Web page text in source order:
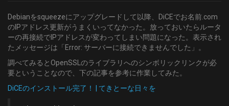
Debianをsqueezeにアップグレードして以降、DiCEでお名前.com
のIPアドレス更新がうまくいってなかった。放っておいたらルータ
ーの再接続でIPアドレスが変わってしまい問題になった。表示され
たメッセージは「Error: サーバーに接続できませんでした」。
調べてみるとOpenSSLのライブラリへのシンボリックリンクが必
要ということなので、下の記事を参考に作業してみた。
DiCEのインストール完了！ | てきとーな日々を